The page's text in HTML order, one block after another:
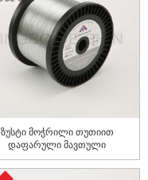
ზუსტი მოჭრილი თუთიით
დაფარული მავთული